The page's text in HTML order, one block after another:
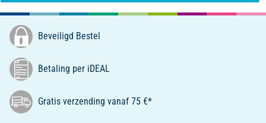
Beveiligd Bestel
Betaling per iDEAL
Gratis verzending vanaf 75 €*